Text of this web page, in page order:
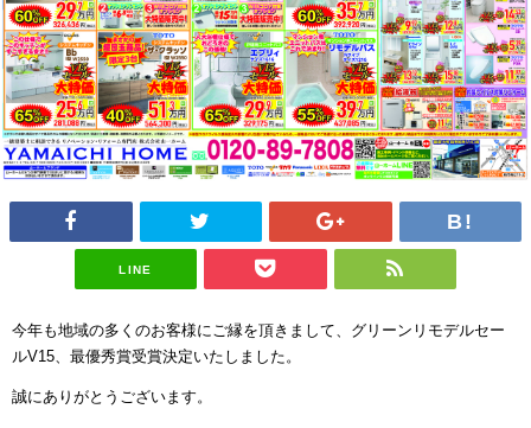
LINE
今年も地域の多くのお客様にご縁を頂きまして、グリーンリモデルセー
ルV15 、最優秀賞受賞決定いたしました。
誠にありがとうございます。